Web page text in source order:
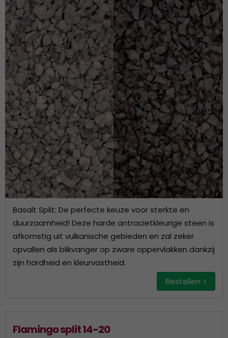
Basalt Split: De perfecte keuze voor sterkte en
duurzaamheid! Deze harde antracietkleurige steen is
afkomstig uit vulkanische gebieden en zal zeker
opvallen als blikvanger op zware oppervlakken dankzij
zijn hardheid en kleurvastheid.
Bestellen >
Flamingo split 14-20